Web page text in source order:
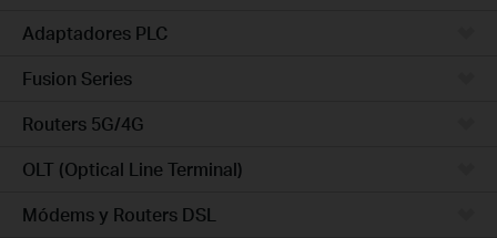
Adaptadores PLC
Fusion Series
Routers 5G/4G
OLT (Optical Line Terminal)
Módems y Routers DSL